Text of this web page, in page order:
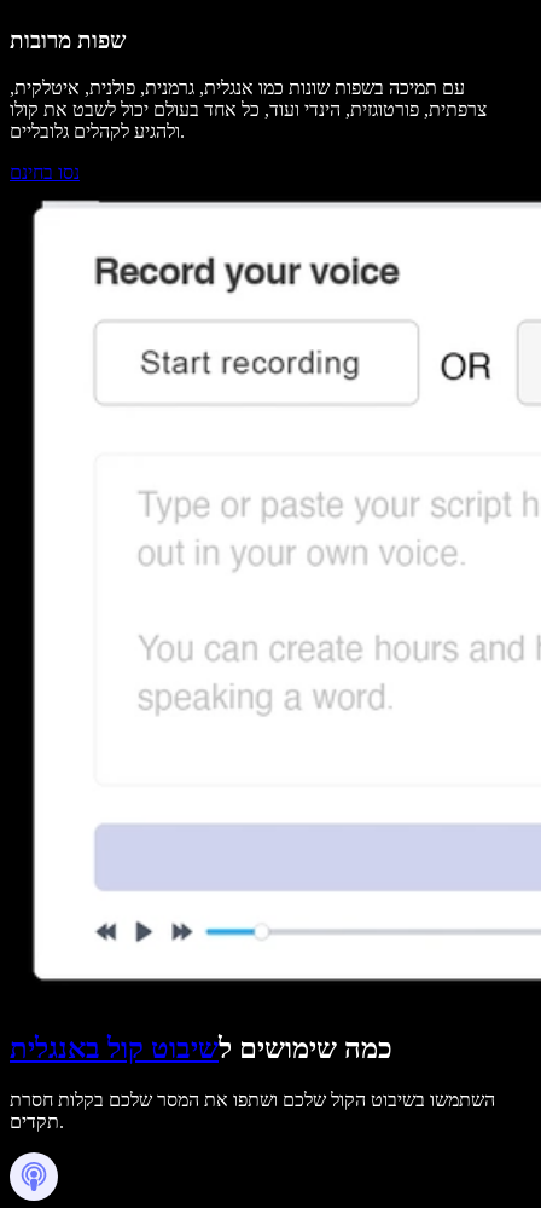
שפות מרובות
עם תמיכה בשפות שונות כמו אנגלית, גרמנית, פולנית, איטלקית,
צרפתית, פורטוגזית, הינדי ועוד, כל אחד בעולם יכול לשבט את קולו
ולהגיע לקהלים גלובליים.
נסו בחינם
כמה שימושים לשיבוט קול באנגלית
השתמשו בשיבוט הקול שלכם ושתפו את המסר שלכם בקלות חסרת
תקדים.